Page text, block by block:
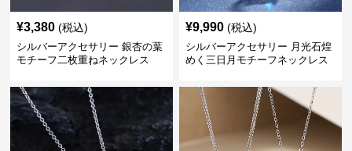
¥3,380 (税込)
シルバーアクセサリー 銀杏の葉
モチーフ二枚重ねネックレス
¥9,990 (税込)
シルバーアクセサリー 月光石煌
めく三日月モチーフネックレス